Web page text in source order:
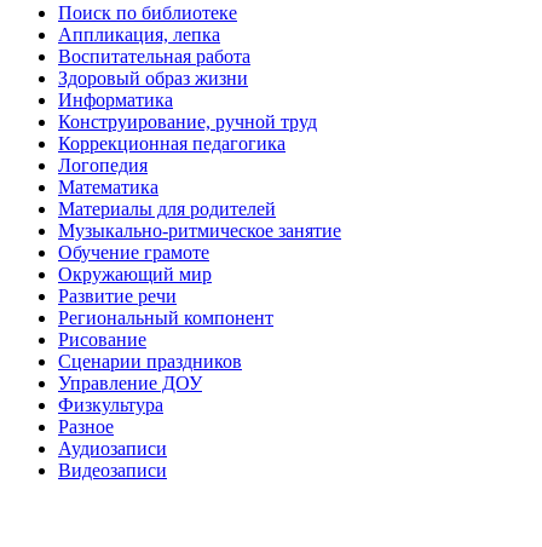
Поиск по библиотеке
Аппликация, лепка
Воспитательная работа
Здоровый образ жизни
Информатика
Конструирование, ручной труд
Коррекционная педагогика
Логопедия
Математика
Материалы для родителей
Музыкально-ритмическое занятие
Обучение грамоте
Окружающий мир
Развитие речи
Региональный компонент
Рисование
Сценарии праздников
Управление ДОУ
Физкультура
Разное
Аудиозаписи
Видеозаписи